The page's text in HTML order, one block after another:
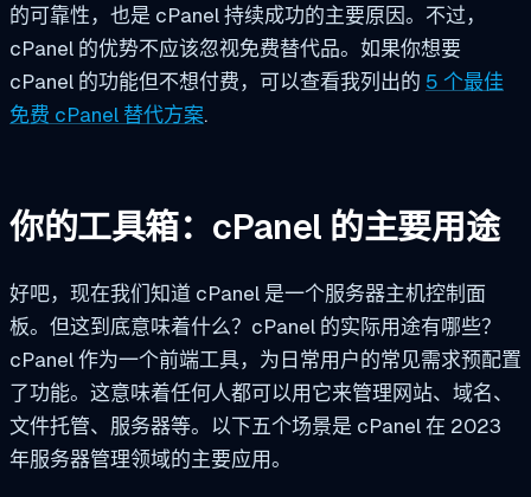
的可靠性，也是 cPanel 持续成功的主要原因。不过，
cPanel 的优势不应该忽视免费替代品。如果你想要
cPanel 的功能但不想付费，可以查看我列出的 5 个最佳
免费 cPanel 替代方案.
你的工具箱：cPanel 的主要用途
好吧，现在我们知道 cPanel 是一个服务器主机控制面
板。但这到底意味着什么？cPanel 的实际用途有哪些？
cPanel 作为一个前端工具，为日常用户的常见需求预配置
了功能。这意味着任何人都可以用它来管理网站、域名、
文件托管、服务器等。以下五个场景是 cPanel 在 2023
年服务器管理领域的主要应用。